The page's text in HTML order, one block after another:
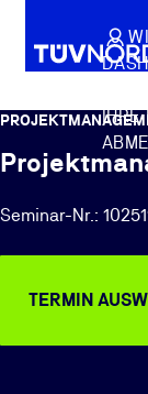
Springe zum
IHRE
Seminar-Nr.:
TERMIN